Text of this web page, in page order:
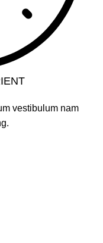
vestibulum nam